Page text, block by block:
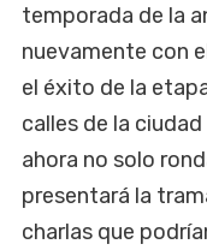
temporada de la
nuevamente con
el éxito de la
calles de la
ahora no solo
presentará la
charlas que